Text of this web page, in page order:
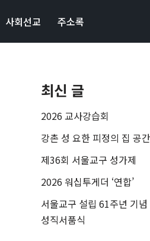
사회선교 주소록
최신 글
2026 교사강습회
강촌 성 요한 피정의 집 공
제36회 서울교구 성가제
2026 워십투게더 ‘연합’
서울교구 설립 61주년 기
성직서품식